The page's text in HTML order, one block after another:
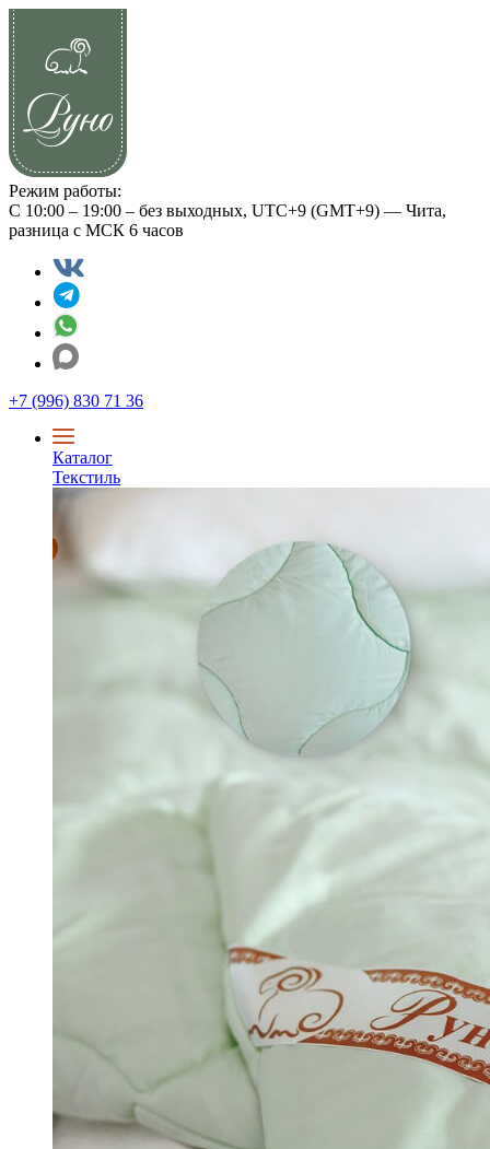
Режим работы:
С 10:00 – 19:00 – без выходных, UTC+9 (GMT+9) — Чита,
разница с МСК 6 часов
+7 (996) 830 71 36
Каталог
Текстиль